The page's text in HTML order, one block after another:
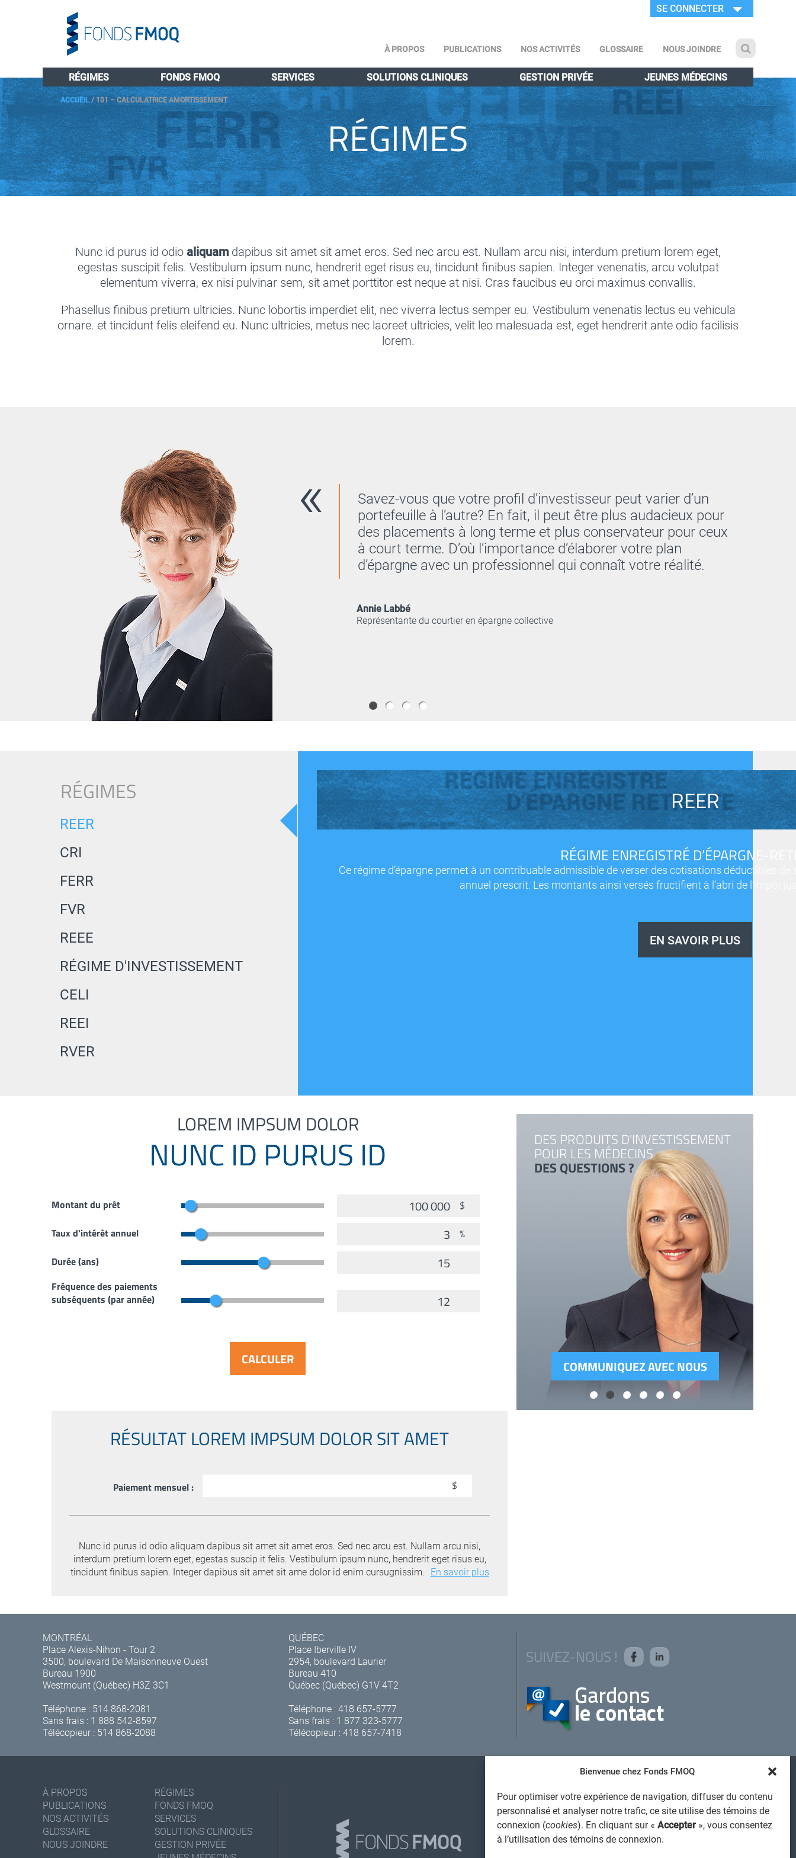
Bienvenue chez Fonds FMOQ
Pour optimiser votre expérience de navigation, diffuser du contenu
personnalisé et analyser notre trafic, ce site utilise des témoins de
connexion (cookies). En cliquant sur « Accepter », vous consentez
à l’utilisation des témoins de connexion.
SE CONNECTER
À PROPOS PUBLICATIONS NOS ACTIVITÉS GLOSSAIRE NOUS JOINDRE
RÉGIMES FONDS FMOQ SERVICES SOLUTIONS CLINIQUES GESTION PRIVÉE JEUNES MÉDECINS
ACCUEIL/ 101 – CALCULATRICE AMORTISSEMENT
RÉGIMES
Nunc id purus id odio aliquam dapibus sit amet sit amet eros. Sed nec arcu est. Nullam arcu nisi, interdum pretium lorem eget,
egestas suscipit felis. Vestibulum ipsum nunc, hendrerit eget risus eu, tincidunt finibus sapien. Integer venenatis, arcu volutpat
elementum viverra, ex nisi pulvinar sem, sit amet porttitor est neque at nisi. Cras faucibus eu orci maximus convallis.
Phasellus finibus pretium ultricies. Nunc lobortis imperdiet elit, nec viverra lectus semper eu. Vestibulum venenatis lectus eu vehicula
ornare. et tincidunt felis eleifend eu. Nunc ultricies, metus nec laoreet ultricies, velit leo malesuada est, eget hendrerit ante odio facilisis
lorem.
Savez-vous que votre profil d’investisseur peut varier d’un
portefeuille à l’autre? En fait, il peut être plus audacieux pour
des placements à long terme et plus conservateur pour ceux
à court terme. D’où l’importance d’élaborer votre plan
d’épargne avec un professionnel qui connaît votre réalité.
Annie Labbé
Représentante du courtier en épargne collective
REER
CRI
FERR
FVR
REEE
RÉGIME D'INVESTISSEMENT
CELI
REEI
RVER
REER
RÉGIME ENREGISTRÉ D’ÉPARGNE-
Ce régime d’épargne permet à un contribuable admissible de verser des cotisations déductibles
annuel prescrit. Les montants ainsi versés fructifient à l’abri de l’impôt
EN SAVOIR PLUS
LOREM IMPSUM DOLOR
NUNC ID PURUS ID
Montant du prêt $
Taux d'intérêt annuel %
Durée (ans)
Fréquence des paiements
subséquents (par année)
RÉSULTAT LOREM IMPSUM DOLOR SIT AMET
Paiement mensuel : $
Nunc id purus id odio aliquam dapibus sit amet sit amet eros. Sed nec arcu est. Nullam arcu nisi,
interdum pretium lorem eget, egestas suscip it felis. Vestibulum ipsum nunc, hendrerit eget risus eu,
tincidunt finibus sapien. Integer dapibus sit amet sit ame dolor id enim cursugnissim.
En savoir plus
DES PRODUITS D'INVESTISSEMENT
POUR LES MÉDECINS
DES QUESTIONS ?
COMMUNIQUEZ AVEC NOUS
MONTRÉAL
Place Alexis-Nihon - Tour 2
3500, boulevard De Maisonneuve Ouest
Bureau 1900
Westmount (Québec) H3Z 3C1
Téléphone : 514 868-2081
Sans frais : 1 888 542-8597
Télécopieur : 514 868-2088
QUÉBEC
Place Iberville IV
2954, boulevard Laurier
Bureau 410
Québec (Québec) G1V 4T2
Téléphone :418 657-5777
Sans frais : 1 877 323-5777
Télécopieur : 418 657-7418
SUIVEZ-NOUS !
À PROPOS
PUBLICATIONS
NOS ACTIVITÉS
GLOSSAIRE
NOUS JOINDRE
RÉGIMES
FONDS FMOQ
SERVICES
SOLUTIONS CLINIQUES
GESTION PRIVÉE
AVIS JURIDIQUE GÉNÉRAL
AVIS À L'USAGER
PROTECTION DES RENSEIGNEMENTS PERSONNELS
POLITIQUE DE TRAITEMENT DES PLAINTES